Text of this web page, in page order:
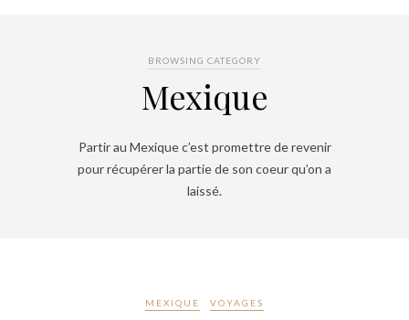
BROWSING CATEGORY
Mexique
Partir au Mexique c’est promettre de revenir
pour récupérer la partie de son coeur qu’on a
laissé.
MEXIQUE VOYAGES